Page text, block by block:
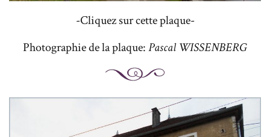
-Cliquez sur cette plaque-
Photographie de la plaque:Pascal WISSENBERG